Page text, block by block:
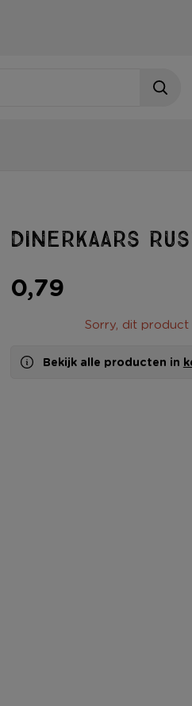
Dinerkaars
0,79
Sorry, dit product
Bekijk alle producten in